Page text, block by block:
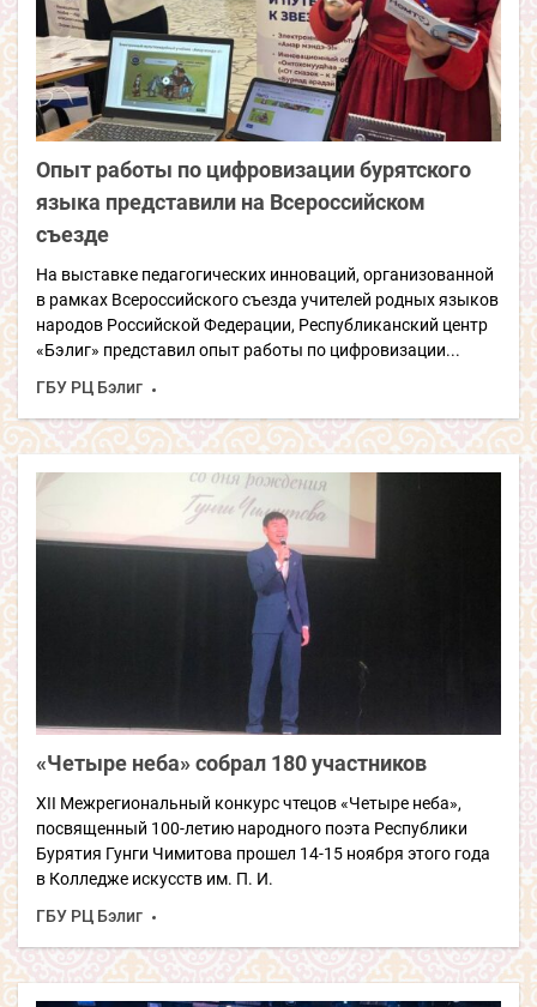
Опыт работы по цифровизации бурятского
языка представили на Всероссийском
съезде
На выставке педагогических инноваций, организованной
в рамках Всероссийского съезда учителей родных языков
народов Российской Федерации, Республиканский центр
«Бэлиг» представил опыт работы по цифровизации...
ГБУ РЦ Бэлиг
«Четыре неба» собрал 180 участников
XII Межрегиональный конкурс чтецов «Четыре неба»,
посвященный 100-летию народного поэта Республики
Бурятия Гунги Чимитова прошел 14-15 ноября этого года
в Колледже искусств им. П. И.
ГБУ РЦ Бэлиг